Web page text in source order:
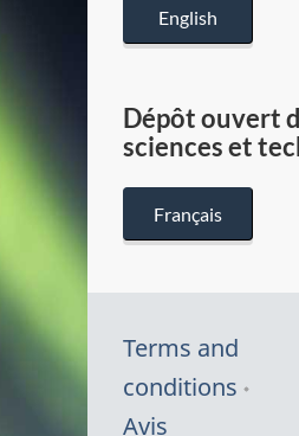
English
Dépôt ouvert
sciences et
Français
Terms and
conditions
Avis